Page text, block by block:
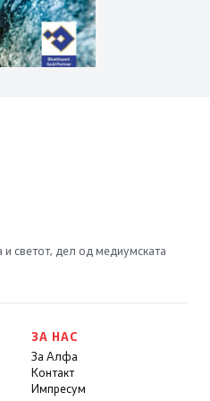
светот, дел од медиумската
ЗА НАС
За Алфа
Контакт
Импресум